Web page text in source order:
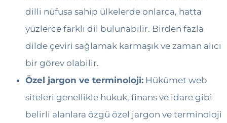
dilli nüfusa sahip ülkelerde onlarca, hatta
yüzlerce farklı dil bulunabilir. Birden fazla
dilde çeviri sağlamak karmaşık ve zaman alıcı
bir görev olabilir.
Özel jargon ve terminoloji: Hükümet web
siteleri genellikle hukuk, finans ve idare gibi
belirli alanlara özgü özel jargon ve terminoloji